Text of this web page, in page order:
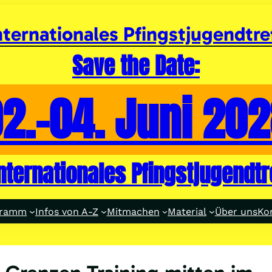
Save the Date:
04. Juni
Infos von A-Z Mitmachen Material Über uns